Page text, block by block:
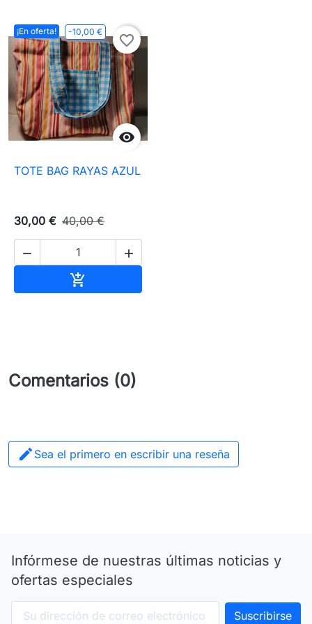
¡En oferta! -10,00 €

favorite_border
TOTE BAG RAYAS AZUL
30,00 € 40,00 €
 

Comentarios (0)
 Sea el primero en escribir una reseña
Infórmese de nuestras últimas noticias y
ofertas especiales